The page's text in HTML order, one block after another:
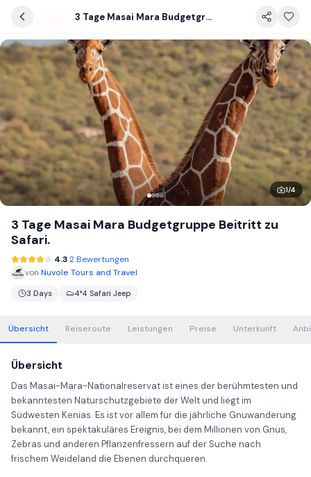
3 Tage Masai Mara Budgetgruppe Beitritt zu Safari.
1/4
3 Tage Masai Mara Budgetgruppe Beitritt zu
Safari.
4.32 Bewertungen
von Nuvole Tours and Travel
3 Days 4*4 Safari Jeep
Übersicht Reiseroute Leistungen Preise Unterkunft
Übersicht
Das Masai-Mara-Nationalreservat ist eines der berühmtesten und
bekanntesten Naturschutzgebiete der Welt und liegt im
Südwesten Kenias. Es ist vor allem für die jährliche Gnuwanderung
bekannt, ein spektakuläres Ereignis, bei dem Millionen von Gnus,
Zebras und anderen Pflanzenfressern auf der Suche nach
frischem Weideland die Ebenen durchqueren.